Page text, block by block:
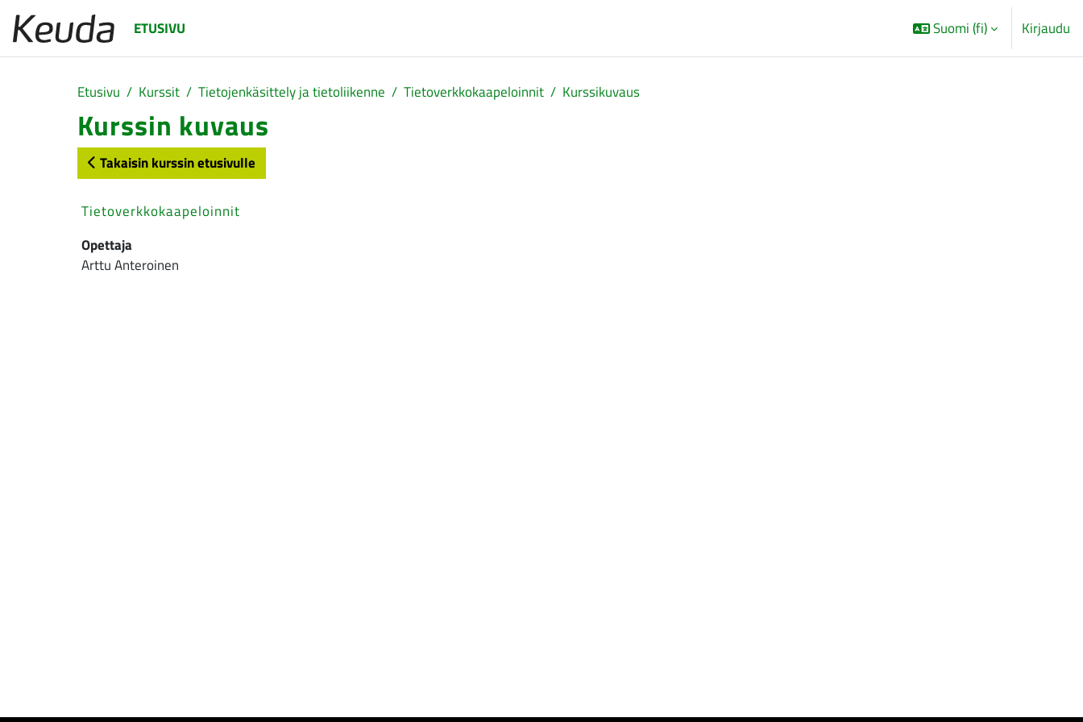
ETUSIVU
Suomi ‎(fi)‎ Kirjaudu
Etusivu Kurssit Tietojenkäsittely ja tietoliikenne Tietoverkkokaapeloinnit Kurssikuvaus
Kurssin kuvaus
Takaisin kurssin etusivulle
Tietoverkkokaapeloinnit
Opettaja
Arttu Anteroinen